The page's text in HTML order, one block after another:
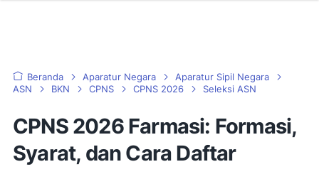
Beranda Aparatur Negara
Aparatur Sipil Negara
ASN
BKN CPNS CPNS 2026 Seleksi ASN
CPNS 2026 Farmasi: Formasi,
Syarat, dan Cara Daftar